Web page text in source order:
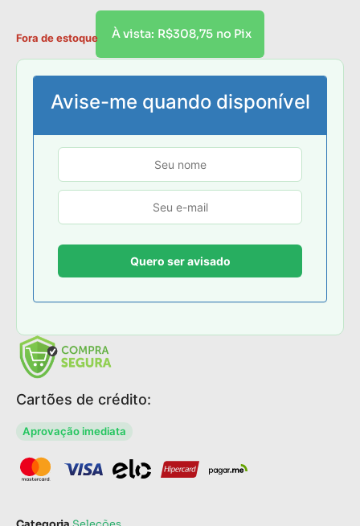
À vista: R$308,75 no Pix
Fora de estoque
Avise-me quando disponível
Cartões de crédito:
Aprovação imediata